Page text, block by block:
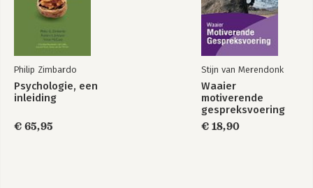
Philip Zimbardo
Psychologie, een
inleiding
€ 65,95
Stijn van Merendonk
Waaier
motiverende
gespreksvoering
€ 18,90